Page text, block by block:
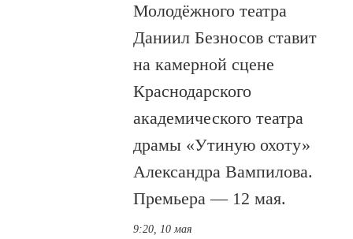
Молодёжного театра
Даниил Безносов ставит
на камерной сцене
Краснодарского
академического театра
драмы «Утиную охоту»
Александра Вампилова.
Премьера — 12 мая.
9:20, 10 мая